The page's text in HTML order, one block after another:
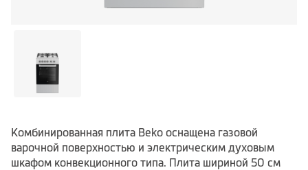
Комбинированная плита Beko оснащена газовой
варочной поверхностью и электрическим духовым
шкафом конвекционного типа. Плита шириной 50 см